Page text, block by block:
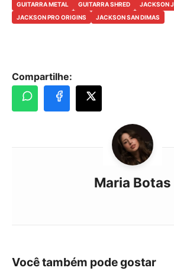
GUITARRA METAL
GUITARRA SHRED JACKSON
JACKSON PRO ORIGINS
JACKSON SAN DIMAS
Compartilhe:
Maria Botas
Você também pode gostar